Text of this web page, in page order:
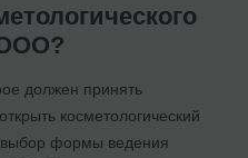
должен принять
косметологический
выбор формы ведения